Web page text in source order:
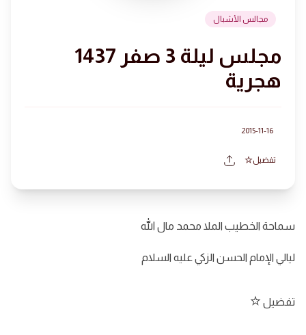
مجالس الأشبال
مجلس ليلة 3 صفر 1437
هجرية
2015-11-16
تفضيل
سماحة الخطيب الملا محمد مال الله
ليالي الإمام الحسن الزكي عليه السلام
تفضيل